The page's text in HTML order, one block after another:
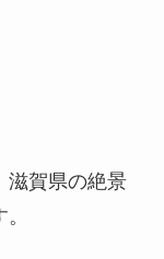
滋賀県の絶景